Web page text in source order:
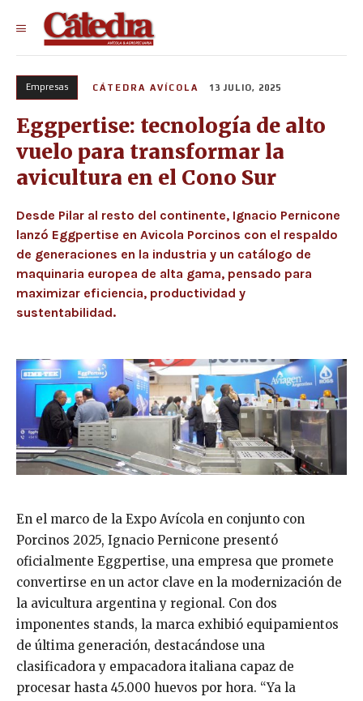
Empresas CÁTEDRA AVÍCOLA 13 JULIO, 2025
Eggpertise: tecnología de alto
vuelo para transformar la
avicultura en el Cono Sur
Desde Pilar al resto del continente, Ignacio Pernicone
lanzó Eggpertise en Avicola Porcinos con el respaldo
de generaciones en la industria y un catálogo de
maquinaria europea de alta gama, pensado para
maximizar eficiencia, productividad y
sustentabilidad.
En el marco de la Expo Avícola en conjunto con
Porcinos 2025, Ignacio Pernicone presentó
oficialmente Eggpertise, una empresa que promete
convertirse en un actor clave en la modernización de
la avicultura argentina y regional. Con dos
imponentes stands, la marca exhibió equipamientos
de última generación, destacándose una
clasificadora y empacadora italiana capaz de
procesar hasta 45.000 huevos por hora. “Ya la